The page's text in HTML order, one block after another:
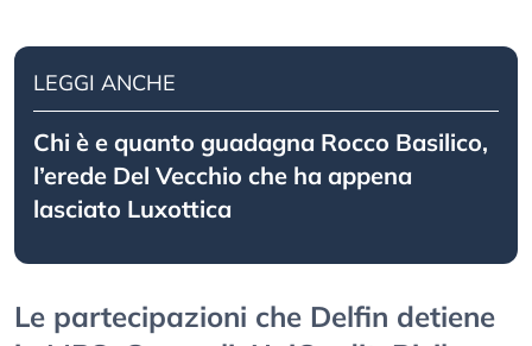
LEGGI ANCHE
Chi è e quanto guadagna Rocco Basilico,
l’erede Del Vecchio che ha appena
lasciato Luxottica
Le partecipazioni che Delfin detiene